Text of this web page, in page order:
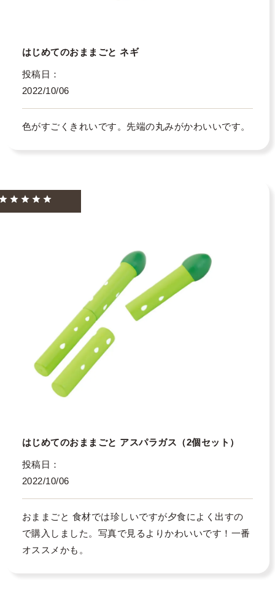
はじめてのおままごと ネギ
投稿日
2022/10/06
色がすごくきれいです。先端の丸みがかわいいです。
はじめてのおままごと アスパラガス（2個セット）
投稿日
2022/10/06
おままごと 食材では珍しいですが夕食によく出すの
で購入しました。写真で見るよりかわいいです！一番
オススメかも。